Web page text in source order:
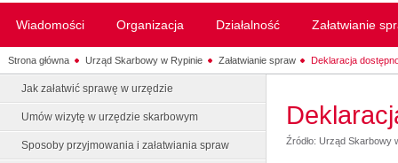
Wiadomości Organizacja Działalność Załatwianie
Strona główna Urząd Skarbowy w Rypinie Załatwianie spraw Deklaracja
Jak załatwić sprawę w urzędzie
Umów wizytę w urzędzie skarbowym
Sposoby przyjmowania i załatwiania spraw Źródło: Urząd Skarbowy